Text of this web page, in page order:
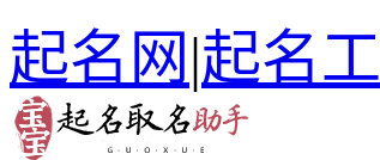
起名网|起名